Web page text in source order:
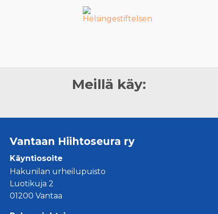
Meillä käy:
Vantaan Hiihtoseura ry
Käyntiosoite
Hakunilan urheilupuisto
Luotikuja 2
01200 Vantaa